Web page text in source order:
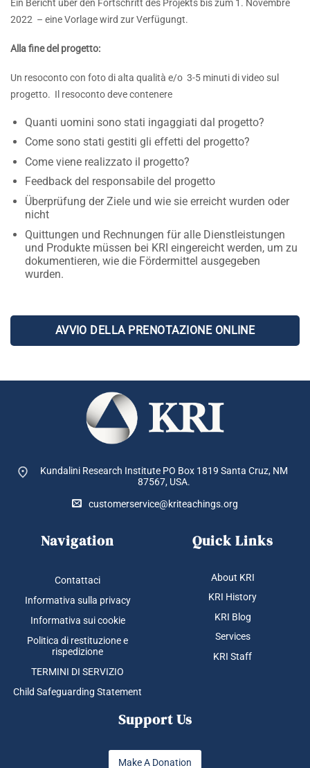
Ein Bericht über den Fortschritt des Projekts bis zum 1. Novembre
2022 – eine Vorlage wird zur Verfügungt.
Alla fine del progetto:
Un resoconto con foto di alta qualità e/o 3-5 minuti di video sul
progetto. Il resoconto deve contenere
Quanti uomini sono stati ingaggiati dal progetto?
Come sono stati gestiti gli effetti del progetto?
Come viene realizzato il progetto?
Feedback del responsabile del progetto
Überprüfung der Ziele und wie sie erreicht wurden oder
nicht
Quittungen und Rechnungen für alle Dienstleistungen
und Produkte müssen bei KRI eingereicht werden, um zu
dokumentieren, wie die Fördermittel ausgegeben
wurden.
AVVIO DELLA PRENOTAZIONE ONLINE
Kundalini Research Institute PO Box 1819 Santa Cruz, NM
87567, USA.
customerservice@kriteachings.org
Navigation
Contattaci
Informativa sulla privacy
Informativa sui cookie
Politica di restituzione e
rispedizione
TERMINI DI SERVIZIO
Child Safeguarding Statement
Quick Links
About KRI
KRI History
KRI Blog
Services
KRI Staff
Support Us
Make A Donation